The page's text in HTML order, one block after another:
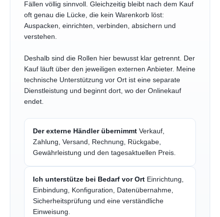
Fällen völlig sinnvoll. Gleichzeitig bleibt nach dem Kauf
oft genau die Lücke, die kein Warenkorb löst:
Auspacken, einrichten, verbinden, absichern und
verstehen.
Deshalb sind die Rollen hier bewusst klar getrennt. Der
Kauf läuft über den jeweiligen externen Anbieter. Meine
technische Unterstützung vor Ort ist eine separate
Dienstleistung und beginnt dort, wo der Onlinekauf
endet.
Der externe Händler übernimmt Verkauf,
Zahlung, Versand, Rechnung, Rückgabe,
Gewährleistung und den tagesaktuellen Preis.
Ich unterstütze bei Bedarf vor Ort Einrichtung,
Einbindung, Konfiguration, Datenübernahme,
Sicherheitsprüfung und eine verständliche
Einweisung.